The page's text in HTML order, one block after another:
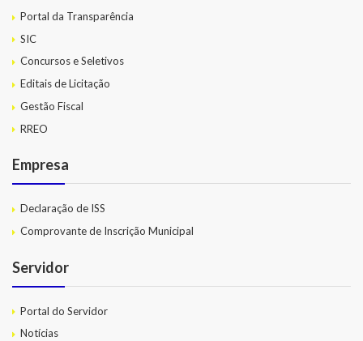
Portal da Transparência
SIC
Concursos e Seletivos
Editais de Licitação
Gestão Fiscal
RREO
Empresa
Declaração de ISS
Comprovante de Inscrição Municipal
Servidor
Portal do Servidor
Notícias